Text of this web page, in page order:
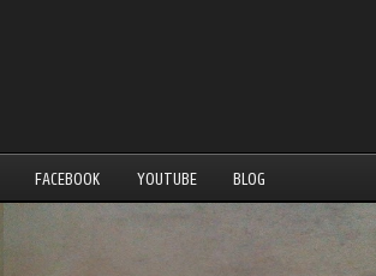
FACEBOOK YOUTUBE BLOG